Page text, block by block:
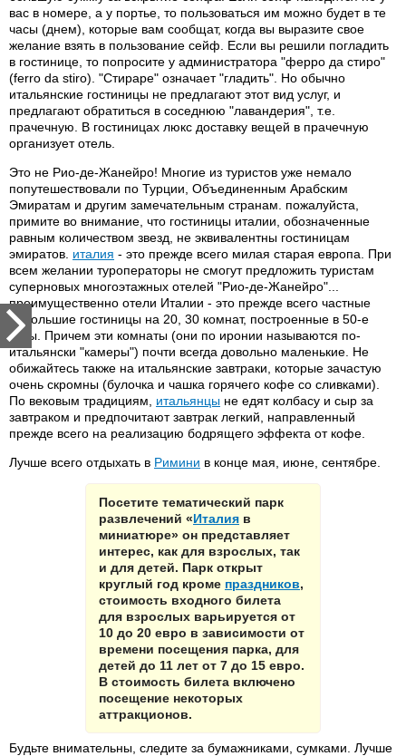
вас в номере, а у портье, то пользоваться им можно будет в те
часы (днем), которые вам сообщат, когда вы выразите свое
желание взять в пользование сейф. Если вы решили погладить
в гостинице, то попросите у администратора "ферро да стиро"
(ferro da stiro). "Стираре" означает "гладить". Но обычно
итальянские гостиницы не предлагают этот вид услуг, и
предлагают обратиться в соседнюю "лавандерия", т.е.
прачечную. В гостиницах люкс доставку вещей в прачечную
организует отель.
Это не Рио-де-Жанейро! Многие из туристов уже немало
попутешествовали по Турции, Объединенным Арабским
Эмиратам и другим замечательным странам. пожалуйста,
примите во внимание, что гостиницы италии, обозначенные
равным количеством звезд, не эквивалентны гостиницам
эмиратов. италия - это прежде всего милая старая европа. При
всем желании туроператоры не смогут предложить туристам
суперновых многоэтажных отелей "Рио-де-Жанейро"...
преимущественно отели Италии - это прежде всего частные
небольшие гостиницы на 20, 30 комнат, построенные в 50-е
годы. Причем эти комнаты (они по иронии называются по-
итальянски "камеры") почти всегда довольно маленькие. Не
обижайтесь также на итальянские завтраки, которые зачастую
очень скромны (булочка и чашка горячего кофе со сливками).
По вековым традициям, итальянцы не едят колбасу и сыр за
завтраком и предпочитают завтрак легкий, направленный
прежде всего на реализацию бодрящего эффекта от кофе.
Лучше всего отдыхать в Римини в конце мая, июне, сентябре.
Посетите тематический парк
развлечений «Италия в
миниатюре» он представляет
интерес, как для взрослых, так
и для детей. Парк открыт
круглый год кроме праздников,
стоимость входного билета
для взрослых варьируется от
10 до 20 евро в зависимости от
времени посещения парка, для
детей до 11 лет от 7 до 15 евро.
В стоимость билета включено
посещение некоторых
аттракционов.
Будьте внимательны, следите за бумажниками, сумками. Лучше